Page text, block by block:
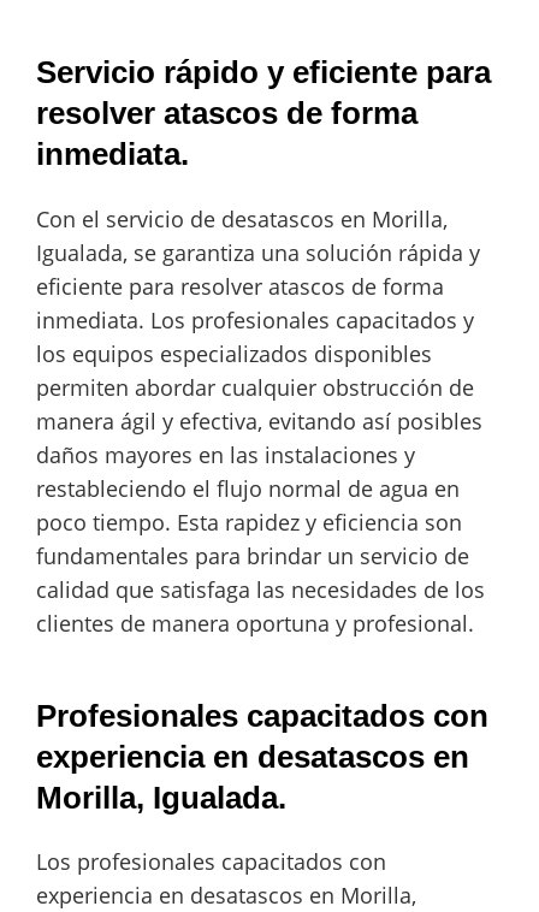
Servicio rápido y eficiente para
resolver atascos de forma
inmediata.
Con el servicio de desatascos en Morilla,
Igualada, se garantiza una solución rápida y
eficiente para resolver atascos de forma
inmediata. Los profesionales capacitados y
los equipos especializados disponibles
permiten abordar cualquier obstrucción de
manera ágil y efectiva, evitando así posibles
daños mayores en las instalaciones y
restableciendo el flujo normal de agua en
poco tiempo. Esta rapidez y eficiencia son
fundamentales para brindar un servicio de
calidad que satisfaga las necesidades de los
clientes de manera oportuna y profesional.
Profesionales capacitados con
experiencia en desatascos en
Morilla, Igualada.
Los profesionales capacitados con
experiencia en desatascos en Morilla,